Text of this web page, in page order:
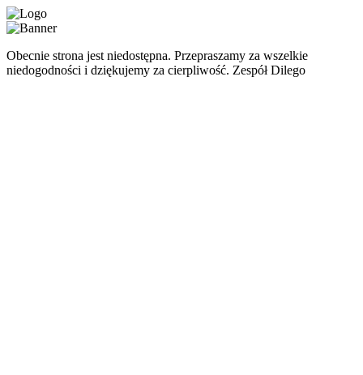
Obecnie strona jest niedostępna. Przepraszamy za wszelkie
niedogodności i dziękujemy za cierpliwość. Zespół Dilego